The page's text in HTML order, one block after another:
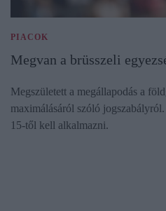
PIACOK
Megvan a brüsszeli
Megszületett a megállapodás a
maximálásáról szóló
15-től kell alkalmazni.